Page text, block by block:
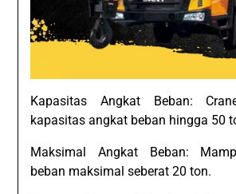
Kapasitas Angkat Beban:
kapasitas angkat beban hingga 50
Maksimal Angkat Beban:
beban maksimal seberat 20 ton.